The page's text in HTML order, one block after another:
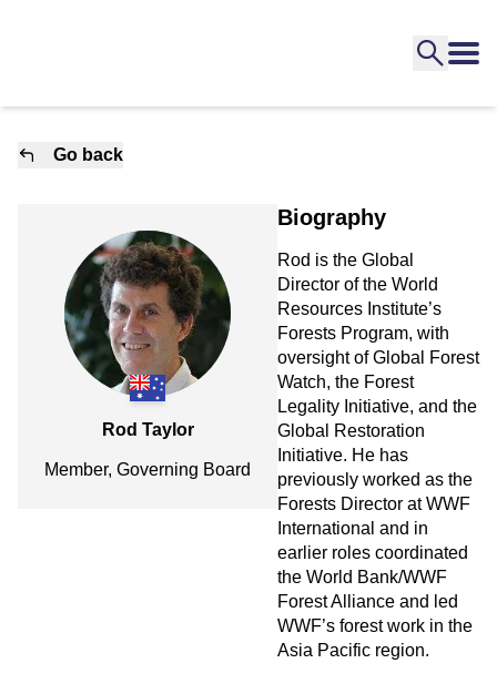
Go back
Rod Taylor
Member, Governing Board
Biography
Rod is the Global
Director of the World
Resources Institute’s
Forests Program, with
oversight of Global Forest
Watch, the Forest
Legality Initiative, and the
Global Restoration
Initiative. He has
previously worked as the
Forests Director at WWF
International and in
earlier roles coordinated
the World Bank/WWF
Forest Alliance and led
WWF’s forest work in the
Asia Pacific region.